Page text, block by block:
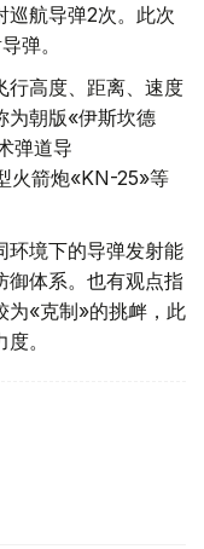
巡航导弹2次。此次
弹。
行高度、距离、速度
为朝版«伊斯坎德
弹道导
火箭炮«KN-25»等
环境下的导弹发射能
御体系。也有观点指
为«克制»的挑衅，此
。